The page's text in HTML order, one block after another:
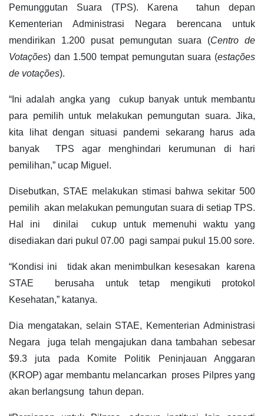
Pemunggutan Suara (TPS). Karena tahun depan
Kementerian Administrasi Negara berencana untuk
mendirikan 1.200 pusat pemungutan suara (Centro de
Votações) dan 1.500 tempat pemungutan suara (estações
de votações).
“Ini adalah angka yang cukup banyak untuk membantu
para pemilih untuk melakukan pemungutan suara. Jika,
kita lihat dengan situasi pandemi sekarang harus ada
banyak TPS agar menghindari kerumunan di hari
pemilihan,” ucap Miguel.
Disebutkan, STAE melakukan stimasi bahwa sekitar 500
pemilih akan melakukan pemungutan suara di setiap TPS.
Hal ini dinilai cukup untuk memenuhi waktu yang
disediakan dari pukul 07.00 pagi sampai pukul 15.00 sore.
“Kondisi ini tidak akan menimbulkan kesesakan karena
STAE berusaha untuk tetap mengikuti protokol
Kesehatan,” katanya.
Dia mengatakan, selain STAE, Kementerian Administrasi
Negara juga telah mengajukan dana tambahan sebesar
$9.3 juta pada Komite Politik Peninjauan Anggaran
(KROP) agar membantu melancarkan proses Pilpres yang
akan berlangsung tahun depan.